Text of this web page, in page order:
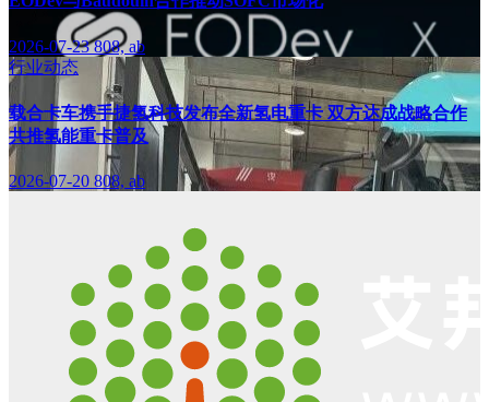
2026-07-23808, ab
行业动态
载合卡车携手捷氢科技发布全新氢电重卡 双方达成战略合作
共推氢能重卡普及
2026-07-20 808, ab